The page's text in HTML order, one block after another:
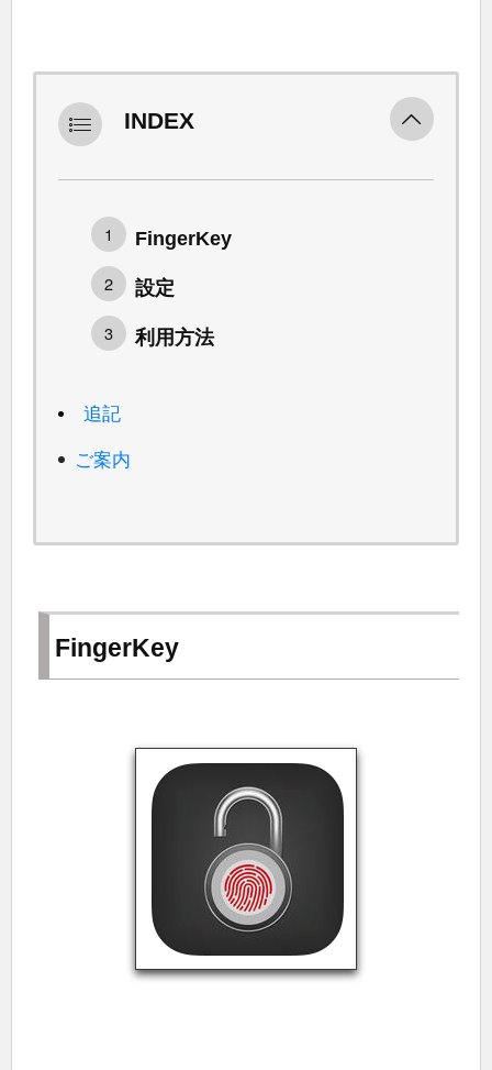
INDEX
FingerKey
設定
利用方法
追記
ご案内
FingerKey